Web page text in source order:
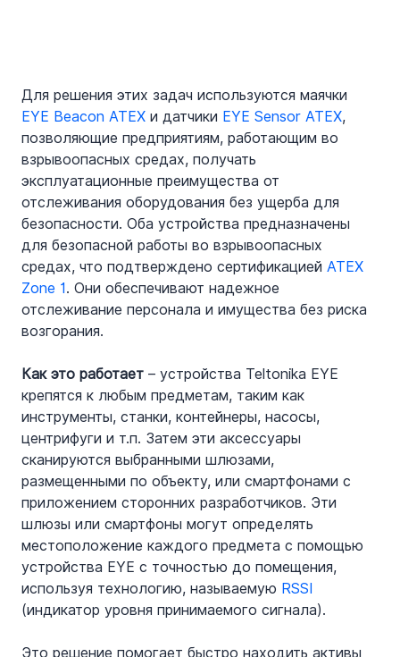
Для решения этих задач используются маячки
EYE Beacon ATEX и датчики EYE Sensor ATEX,
позволяющие предприятиям, работающим во
взрывоопасных средах, получать
эксплуатационные преимущества от
отслеживания оборудования без ущерба для
безопасности. Оба устройства предназначены
для безопасной работы во взрывоопасных
средах, что подтверждено сертификацией ATEX
Zone 1. Они обеспечивают надежное
отслеживание персонала и имущества без риска
возгорания.
Как это работает – устройства Teltonika EYE
крепятся к любым предметам, таким как
инструменты, станки, контейнеры, насосы,
центрифуги и т.п. Затем эти аксессуары
сканируются выбранными шлюзами,
размещенными по объекту, или смартфонами с
приложением сторонних разработчиков. Эти
шлюзы или смартфоны могут определять
местоположение каждого предмета с помощью
устройства EYE с точностью до помещения,
используя технологию, называемую RSSI
(индикатор уровня принимаемого сигнала).
Это решение помогает быстро находить активы